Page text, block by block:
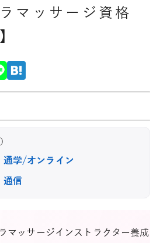
マッサージ資格
通学/オンライン
通信
マッサージインストラクター養成